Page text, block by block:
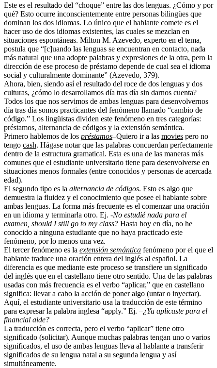
Este es el resultado del “choque” entre las dos lenguas. ¿Cómo y por
qué? Esto ocurre inconscientemente entre personas bilingües que
dominan los dos idiomas. Lo único que el hablante comete es el
hacer uso de dos idiomas existentes, las cuales se mezclan en
situaciones espontáneas. Milton M. Azevedo, experto en el tema,
postula que “[c]uando las lenguas se encuentran en contacto, nada
más natural que una adopte palabras y expresiones de la otra, pero la
dirección de ese proceso de préstamo depende de cual sea el idioma
social y culturalmente dominante” (Azevedo, 379).
Ahora, bien, siendo así el resultado del roce de dos lenguas y dos
culturas, ¿cómo lo desarrollamos día tras día sin darnos cuenta?
Todos los que nos servimos de ambas lenguas para desenvolvernos
día tras día somos practicantes del fenómeno llamado “cambio de
código.” Los lingüistas dividen este fenómeno en tres categorías:
préstamos, alternancia de códigos y la extensión semántica.
Primero hablemos de los préstamos–Quiero ir a las movies pero no
tengo cash. Hágase notar que las palabras concuerdan perfectamente
dentro de la estructura gramatical. Esta es una de las maneras más
comunes que el estudiante universitario tiene para desenvolverse en
situaciones menos formales (entre conocidos y personas de acercada
edad).
El segundo tipo es la alternancia de códigos. Esto es algo que
demuestra la fluidez y el conocimiento que posee el hablante sobre
ambas lenguas. La forma más frecuente es el comenzar una oración
en un idioma y terminarla otro. Ej. -No estudié nada para el
examen, should I still go to my class? Hasta hoy en día, no he
conocido a ninguna estudiante que no haya practicado este
fenómeno, por lo menos una vez.
El tercer fenómeno es la extensión semántica fenómeno por el que el
hablante traduce una oración entera del inglés al español. La
diferencia es que mediante este proceso se transfiere un significado
del inglés que en el castellano tiene otro sentido. Una de las palabras
usadas con más frecuencia es el verbo “aplicar,” que en castellano
significa: llevar a cabo la acción de poner algo (untar o inyectar).
Aquí, el estudiante universitario usa la traducción de este término
para expresar la palabra inglesa “apply.” Ej. –¿Ya aplicaste para el
financial aide?
La traducción es correcta, pero el verbo “aplicar” tiene otro
significado (solicitar). Aunque muchas palabras tengan uno o varios
significados, el uso de ambas lenguas lleva al hablante a transferir
significados de su lengua natal a su segunda lengua y así
simultáneamente.